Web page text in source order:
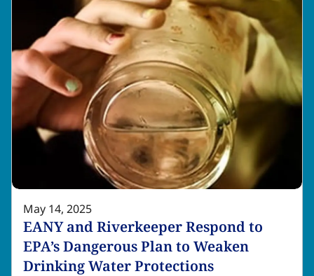
May 14, 2025
EANY and Riverkeeper Respond to
EPA’s Dangerous Plan to Weaken
Drinking Water Protections​​​​‌ ‍ ​‍​‍‌‍ ‌ ​‍‌‍‍‌‌‍‌ ‌‍‍‌‌‍ ‍​‍​‍​ ‍‍​‍​‍‌ ​ ‌‍​‌‌‍ ‍‌‍‍‌‌ ‌​‌ ‍‌​‍ ‍‌‍‍‌‌‍ ​‍​‍​‍ ​​‍​‍‌‍‍​‌ ​‍‌‍‌‌‌‍‌‍​‍​‍​ ‍‍​‍​‍‌‍‍​‌ ‌​‌ ‌​‌ ​​‌ ​ ​ ‍‍​‍ ​‍ ‌‍​ ‌‍ ‌‌ ​ ​‍ ‍‌‍ ‌‌‍​‌‌‍‍‌‌‍ ‍​‍ ‍​ ​‍​ ​​​ ​‍​ ‌​‌ ​‍‌‍‌‌‌‍‌​‌‍‌‌‌ ​ ‌‍‍‌‌‍‌ ‌‍ ‍​‍ ‍‌ ​‍‌‍‍‌‌ ‌‍‌‍‌‌‌ ​‍‌‍‍ ‌‍‌‌‌‍‌‌‌ ​​‌‍‌‌‌ ​‍​‍ ‍‌‍ ‌ ​‍‌‍‌ ​‍ ‌‍‍‌‌‍ ‍‌ ‌​‌‍‌‌‌‍ ‍‌ ‌​​‍ ‌‍‌‌‌‍‌​‌‍‍‌‌ ‌​​‍ ‌‍ ‌‌‍ ‌‍‌​‌‍‌‌​ ‌‌ ​​‌ ​‍‌‍‌‌‌ ​ ‌‍‌‌‌‍ ‍‌ ‌​‌‍​‌‌ ‌​‌‍‍‌‌‍ ‌‍ ‍​ ‍ ‌‍‍‌‌‍‌​​ ‌‌‍​ ‌‍​‍‌‍​‍​ ‌‍​ ​ ‌‍‌‌​ ‌‍‌‍​‍​‍ ‌​ ‌‍​ ​​​ ‌‌‌‍​ ​‍ ‌​ ‌​​ ‍‌​ ​‍​ ​​​‍ ‌‌‍​‍‌‍​ ​ ​‍​ ‌‌​‍ ‌‌‍‌​​ ​ ​ ‌​​ ‌‍​ ‌​​ ​‍‌‍​‌‌‍‌​​ ‍‌‌‍‌​​ ​‌​ ​​​ ‍ ‌ ‌​‌ ‍‌‌ ​​‌‍‌‌​ ‌‌‍​‌‌ ​‍‌ ‌​‌‍‍‌‌‍​ ‌‍ ​‌‍‌‌​ ‍ ‌ ​​‌‍​‌‌ ‌​‌‍‍​​ ‌‌ ‌​‌‍‍‌‌ ‌​‌‍ ​‌‍‌‌​ ‌‍​‍‌‍​‌‌ ​ ‌‍‌‌‌‌‌‌‌ ​‍‌‍ ​​ ‌‌‍‍​‌ ‌​‌ ‌​‌ ​​‌ ​ ​‍‌‌​ ​ ‌​​‌​‍‌‌​ ​‍‌​‌‍​‍‌‌​ ​‍‌​‌‍‌‍​ ‌‍ ‌‌ ​ ​‍ ‍‌‍ ‌‌‍​‌‌‍‍‌‌‍ ‍​‍ ‍​ ​‍​ ​​​ ​‍​ ‌​‌ ​‍‌‍‌‌‌‍‌​‌‍‌‌‌ ​ ‌‍‍‌‌‍‌ ‌‍ ‍​‍ ‍‌ ​‍‌‍‍‌‌ ‌‍‌‍‌‌‌ ​‍‌‍‍ ‌‍‌‌‌‍‌‌‌ ​​‌‍‌‌‌ ​‍​‍ ‍‌‍ ‌ ​‍‌‍‌ ​‍‌‍‌‍‍‌‌‍‌​​ ‌‌‍​ ‌‍​‍‌‍​‍​ ‌‍​ ​ ‌‍‌‌​ ‌‍‌‍​‍​‍ ‌​ ‌‍​ ​​​ ‌‌‌‍​ ​‍ ‌​ ‌​​ ‍‌​ ​‍​ ​​​‍ ‌‌‍​‍‌‍​ ​ ​‍​ ‌‌​‍ ‌‌‍‌​​ ​ ​ ‌​​ ‌‍​ ‌​​ ​‍‌‍​‌‌‍‌​​ ‍‌‌‍‌​​ ​‌​ ​​​‍‌‍‌ ‌​‌ ‍‌‌ ​​‌‍‌‌​ ‌‌‍​‌‌ ​‍‌ ‌​‌‍‍‌‌‍​ ‌‍ ​‌‍‌‌​‍‌‍‌ ​​‌‍​‌‌ ‌​‌‍‍​​ ‌‌ ‌​‌‍‍‌‌ ‌​‌‍ ​‌‍‌‌​‍‌‍‌ ​​‌‍‌‌‌ ​‍‌ ​ ‌ ​​‌‍‌‌‌‍​ ‌ ‌​‌‍‍‌‌ ‌‍‌‍‌‌​ ‌‌ ​​‌ ‌‌‌‍​‍‌‍ ​‌‍‍‌‌ ​ ‌‍‍​‌‍‌‌‌‍‌​​‍​‍‌ ‌